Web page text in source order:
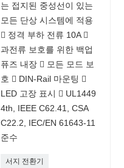
는 접지된 중성선이 있는
모든 단상 시스템에 적용
 정격 부하 전류 10A 
과전류 보호를 위한 백업
퓨즈 내장  모든 모드 보
호  DIN-Rail 마운팅 
LED 고장 표시  UL1449
4th, IEEE C62.41, CSA
C22.2, IEC/EN 61643-11
준수
서지 전환기